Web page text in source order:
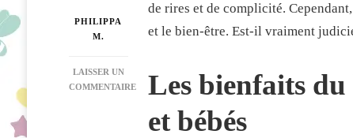
PHILIPPA
M.
LAISSER UN
COMMENTAIRE
de rires et de complicité.
et le bien-être. Est-il vraiment
Les bienfaits
et bébés